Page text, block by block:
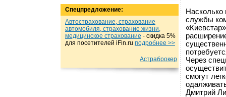
Спецпредложение:
Автострахование, страхование
автомобиля, страхование жизни,
медицинское страхование - cкидка 5%
для посетителей iFin.ru подробнеe >>
Астраброкер
службы
Через
смогут
Дмитрий